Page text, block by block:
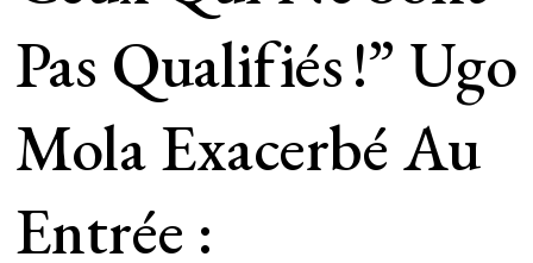
Pas Qualifiés !” Ugo
Mola Exacerbé Au
Entrée :